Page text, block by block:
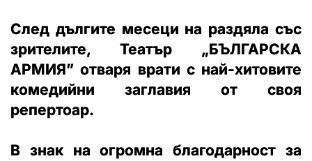
След дългите месеци на раздяла със
зрителите, Театър „БЪЛГАРСКА
АРМИЯ” отваря врати с най-хитовите
комедийни заглавия от своя
репертоар.
В знак на огромна благодарност за